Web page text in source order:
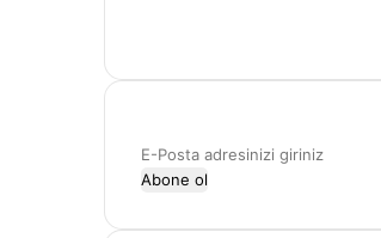
E-
Posta
giriniz